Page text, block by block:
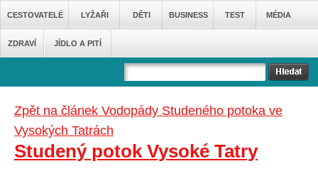
CESTOVATELÉ LYŽAŘI DĚTI BUSINESS TEST MÉDIA
ZDRAVÍ JÍDLO A PITÍ
Zpět na článek Vodopády Studeného potoka ve
Vysokých Tatrách
Studený potok Vysoké Tatry